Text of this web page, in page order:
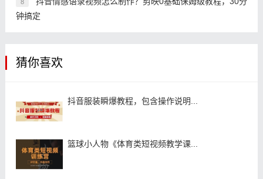
8
钟搞定
猜你喜欢
抖音服装瞬爆教程，包含操作说明...
篮球小人物《体育类短视频教学课...